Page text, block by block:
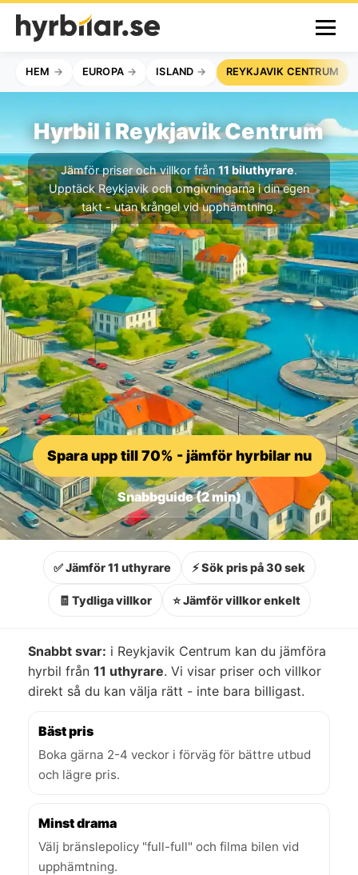
HEM EUROPA ISLAND REYKJAVIK CENTRUM
Hyrbil i Reykjavik Centrum
Jämför priser och villkor från 11 biluthyrare.
Upptäck Reykjavik och omgivningarna i din egen
takt - utan krångel vid upphämtning.
Spara upp till 70% - jämför hyrbilar nu
Snabbguide (2 min)
✅ Jämför 11 uthyrare ⚡ Sök pris på 30 sek
🧾 Tydliga villkor ⭐ Jämför villkor enkelt
Snabbt svar: i Reykjavik Centrum kan du jämföra
hyrbil från 11 uthyrare. Vi visar priser och villkor
direkt så du kan välja rätt - inte bara billigast.
Bäst pris
Boka gärna 2-4 veckor i förväg för bättre utbud
och lägre pris.
Minst drama
Välj bränslepolicy "full-full" och filma bilen vid
upphämtning.